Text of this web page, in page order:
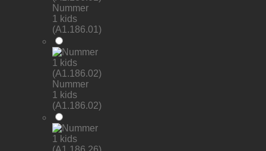
Nummer
1 kids
(A1.186.01)
Nummer
1 kids
(A1.186.02)